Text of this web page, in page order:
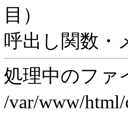
目）
呼出し関数・
処理中のファ
/var/www/html/